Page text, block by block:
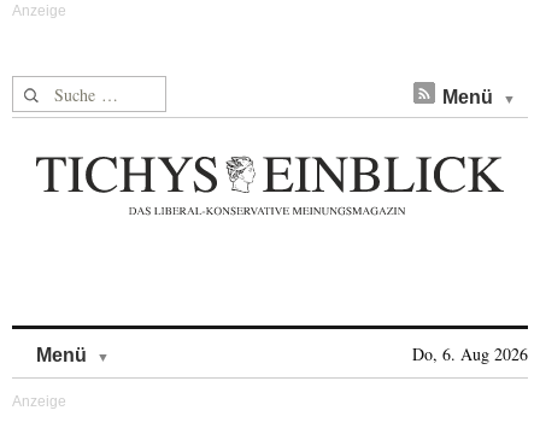
Suche nach: Menü
Menü Do, 6. Aug 2026